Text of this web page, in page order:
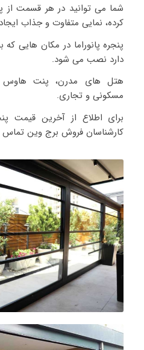
شما می توانید در هر قسمت از
کرده، نمایی متفاوت و جذاب
پنجره پانوراما در مکان هایی که
دارد نصب می شود.
هتل های مدرن، پنت هاوس و
مسکونی و تجاری.
برای اطلاع از آخرین قیمت
کارشناسان فروش برج وین تماس